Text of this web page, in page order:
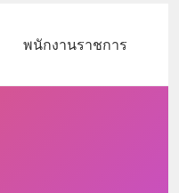
พนักงานราชการ